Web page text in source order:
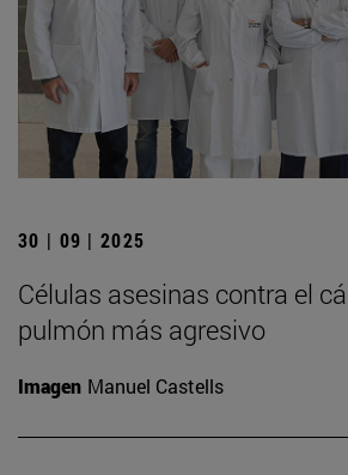
30 | 09 | 2025
Células asesinas contra el
pulmón más agresivo
Imagen Manuel Castells